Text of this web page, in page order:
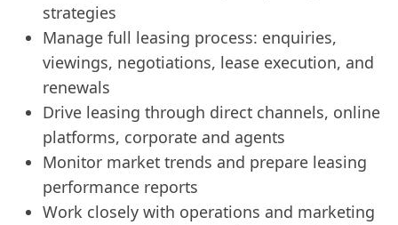
strategies
Manage full leasing process: enquiries,
viewings, negotiations, lease execution, and
renewals
Drive leasing through direct channels, online
platforms, corporate and agents
Monitor market trends and prepare leasing
performance reports
Work closely with operations and marketing